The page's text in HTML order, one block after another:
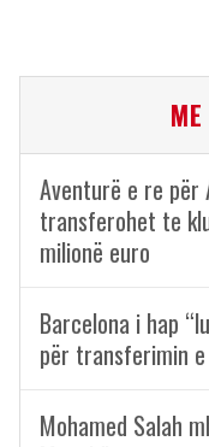
Aventurë e re për
transferohet te
milionë euro
Barcelona i hap
për transferimin
Mohamed Salah